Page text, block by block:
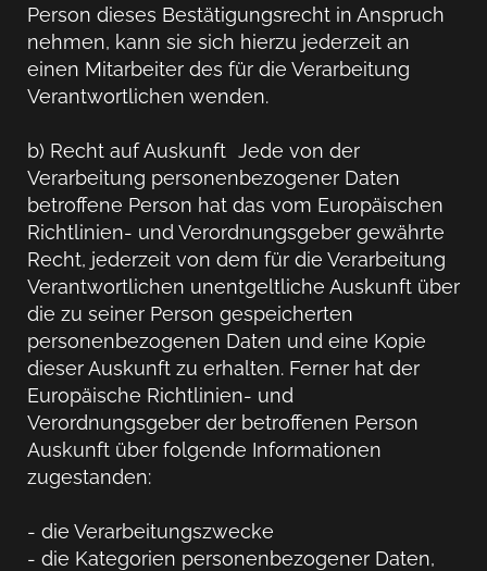
Person dieses Bestätigungsrecht in Anspruch
nehmen, kann sie sich hierzu jederzeit an
einen Mitarbeiter des für die Verarbeitung
Verantwortlichen wenden.
b) Recht auf Auskunft Jede von der
Verarbeitung personenbezogener Daten
betroffene Person hat das vom Europäischen
Richtlinien- und Verordnungsgeber gewährte
Recht, jederzeit von dem für die Verarbeitung
Verantwortlichen unentgeltliche Auskunft über
die zu seiner Person gespeicherten
personenbezogenen Daten und eine Kopie
dieser Auskunft zu erhalten. Ferner hat der
Europäische Richtlinien- und
Verordnungsgeber der betroffenen Person
Auskunft über folgende Informationen
zugestanden:
- die Verarbeitungszwecke
- die Kategorien personenbezogener Daten,